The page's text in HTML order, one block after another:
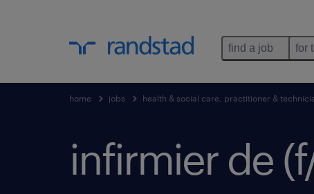
find a job for
home jobs health & social care, practitioner &
infirmier de